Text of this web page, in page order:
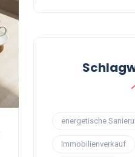
energetische
Immobilienverkauf